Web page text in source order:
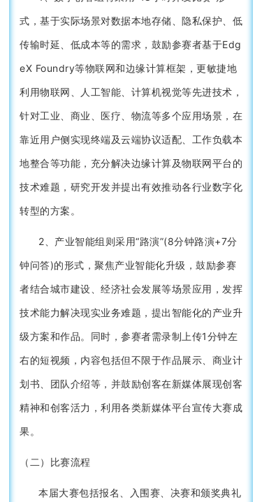
式，基于实际场景对数据本地存储、隐私保护、低
传输时延、低成本等的需求，鼓励参赛者基于Edg
eX Foundry等物联网和边缘计算框架，更敏捷地
利用物联网、人工智能、计算机视觉等先进技术，
针对工业、商业、医疗、物流等多个应用场景，在
靠近用户侧实现终端及云端协议适配、工作负载本
地整合等功能，充分解决边缘计算及物联网平台的
技术难题，研究开发并提出有效推动各行业数字化
转型的方案。
2、产业智能组则采用“路演”(8分钟路演+7分
钟问答)的形式，聚焦产业智能化升级，鼓励参赛
者结合城市建设、经济社会发展等场景应用，发挥
技术能力解决现实业务难题，提出智能化的产业升
级方案和作品。同时，参赛者需录制上传1分钟左
右的短视频，内容包括但不限于作品展示、商业计
划书、团队介绍等，并鼓励创客在新媒体展现创客
精神和创客活力，利用各类新媒体平台宣传大赛成
果。
（二）比赛流程
本届大赛包括报名、入围赛、决赛和颁奖典礼